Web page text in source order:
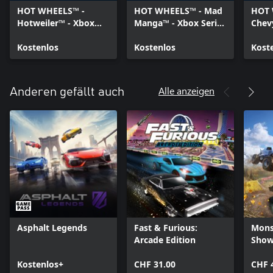
HOT WHEELS™ -
Hotweiler™ - Xbox
Kostenlos
HOT WHEELS™ - Mad
Manga™ - Xbox Series
Kostenlos
HOT
Anderen gefällt auch Alle anzeigen
Asphalt Legends
Kostenlos+
Fast & Furious:
Arcade Edition
CHF 31.00 CHF